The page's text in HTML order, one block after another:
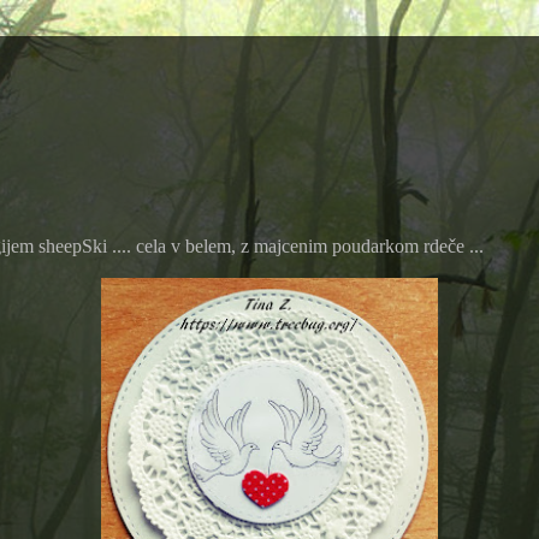
sheepSki .... cela v belem, z majcenim poudarkom rdeče ...